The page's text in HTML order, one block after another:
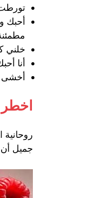
أحبك
خلني
أنا
اخطر
جميل